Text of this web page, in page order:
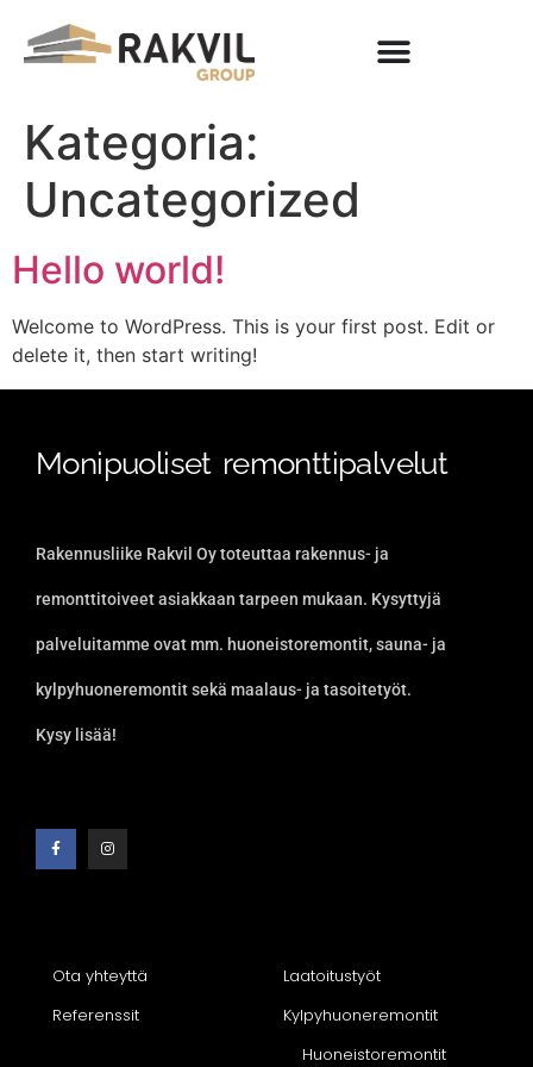
Kategoria:
Uncategorized
Hello world!
Welcome to WordPress. This is your first post. Edit or
delete it, then start writing!
Monipuoliset remonttipalvelut
Rakennusliike Rakvil Oy toteuttaa rakennus- ja
remonttitoiveet asiakkaan tarpeen mukaan. Kysyttyjä
palveluitamme ovat mm. huoneistoremontit, sauna- ja
kylpyhuoneremontit sekä maalaus- ja tasoitetyöt.
Kysy lisää!
Ota yhteyttä
Referenssit
Laatoitustyöt
Kylpyhuoneremontit
Huoneistoremontit